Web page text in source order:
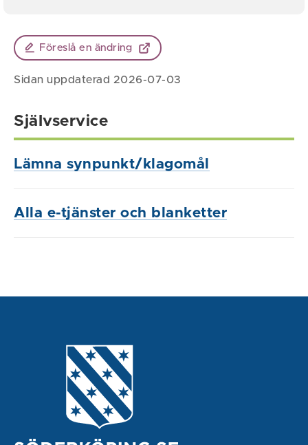
Föreslå en ändring
Sidan uppdaterad 2026-07-03
Självservice
Lämna synpunkt/klagomål
Alla e-tjänster och blanketter